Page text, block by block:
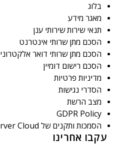
בלוג
מאגר מידע
תנאי שירות שירותי ענן
הסכם מתן שרותי אינטרנט
הסכם מתן שרותי דואר אלקטרוני
הסכם רישום דומיין
מדיניות פרטיות
הסדרי נגישות
מצב הרשת
GDPR Policy
הסמכות ותקנים של Jetserver Cloud
עקבו אחרינו